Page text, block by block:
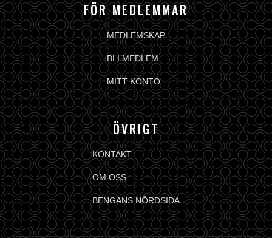
FÖR MEDLEMMAR
MEDLEMSKAP
BLI MEDLEM
MITT KONTO
ÖVRIGT
KONTAKT
OM OSS
BENGANS NÖRDSIDA